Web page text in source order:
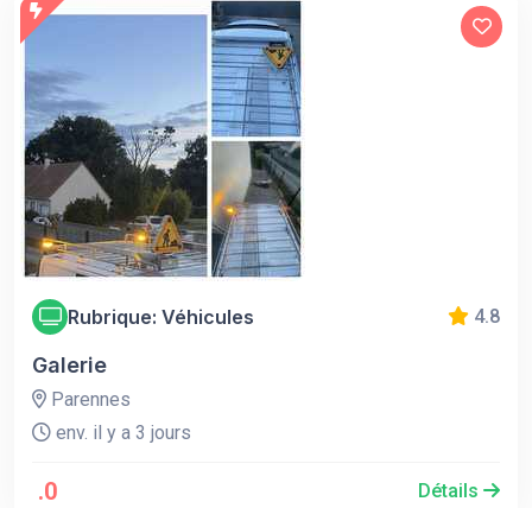
Rubrique: Véhicules 4.8
Galerie
Parennes
env. il y a 3 jours
.0 Détails